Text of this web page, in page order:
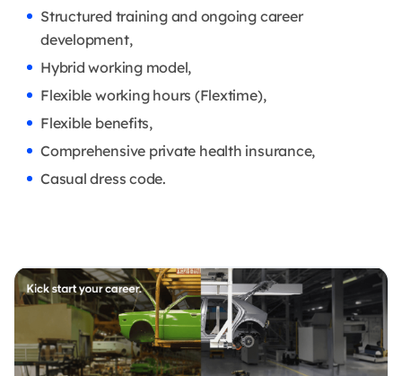
Structured training and ongoing career
development,
Hybrid working model,
Flexible working hours (Flextime),
Flexible benefits,
Comprehensive private health insurance,
Casual dress code.